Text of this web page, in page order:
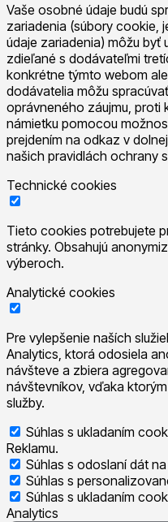
Vaše osobné údaje budú
zariadenia (súbory cookie,
údaje zariadenia) môžu byť
zdieľané s dodávateľmi
konkrétne týmto webom
dodávatelia môžu
oprávneného záujmu, proti
námietku pomocou
prejdením na odkaz v
našich pravidlách ochrany
Technické cookies
Tieto cookies potrebujete
stránky. Obsahujú
výberoch.
Analytické cookies
Pre vylepšenie naších
Analytics, ktorá odosiela
návšteve a zbiera
návštevníkov, vďaka
služby.
Súhlas s ukladaním
Reklamu.
Súhlas s odoslaní dát
Súhlas s
Súhlas s ukladaním
Analytics